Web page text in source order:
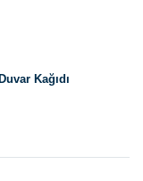
Kağıdı